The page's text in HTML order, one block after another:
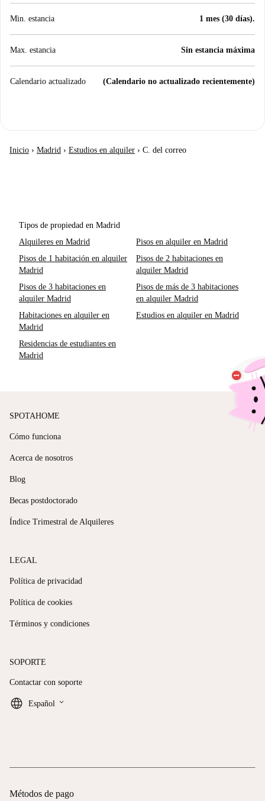
Min. estancia 1 mes (30 días).
Max. estancia Sin estancia máxima
Calendario actualizado (Calendario no actualizado recientemente)
Inicio › Madrid › Estudios en alquiler › C. del correo
Tipos de propiedad en Madrid
Alquileres en Madrid
Pisos en alquiler en Madrid
Pisos de 1 habitación en alquiler
Madrid
Pisos de 2 habitaciones en
alquiler Madrid
Pisos de 3 habitaciones en
alquiler Madrid
Pisos de más de 3 habitaciones
en alquiler Madrid
Habitaciones en alquiler en
Madrid
Estudios en alquiler en Madrid
Residencias de estudiantes en
Madrid
SPOTAHOME
Cómo funciona
Acerca de nosotros
Blog
Becas postdoctorado
Índice Trimestral de Alquileres
LEGAL
Política de privacidad
Política de cookies
Términos y condiciones
SOPORTE
Contactar con soporte
Español keyboard_arrow_down
Métodos de pago